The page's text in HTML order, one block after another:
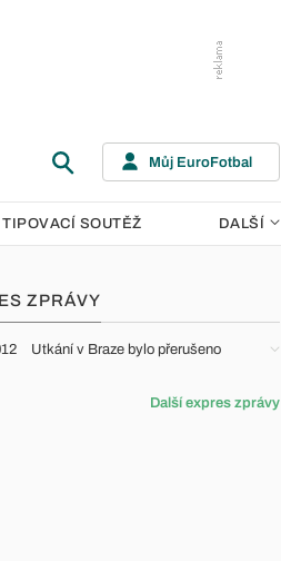
Můj EuroFotbal
TIPOVACÍ SOUTĚŽ DALŠÍ
ZPRÁVY
Utkání v Braze bylo přerušeno
Další expres zprávy